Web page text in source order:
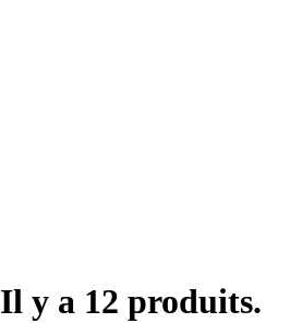
Il y a 12 produits.